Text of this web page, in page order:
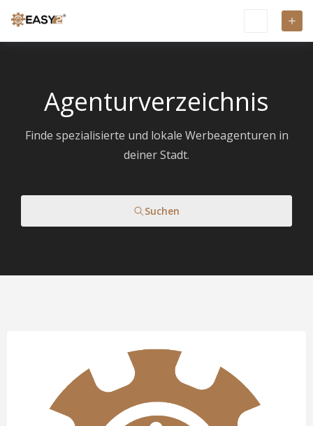
Agenturverzeichnis
Finde spezialisierte und lokale Werbeagenturen in
deiner Stadt.
Suchen